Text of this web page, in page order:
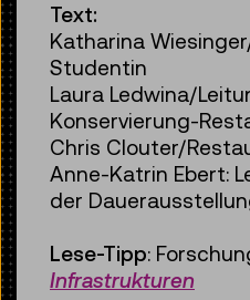
Text:
Katharina
Studentin
Laura Ledwina/
Konservierung-
Chris Clouter/
Anne-Katrin Ebert:
der
Lese-Tipp:
Infrastrukturen